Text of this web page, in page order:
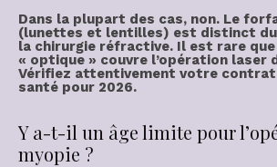
Dans la plupart des cas, non. Le
(lunettes et lentilles) est distinct
la chirurgie réfractive. Il est rare
« optique » couvre l’opération laser
Vérifiez attentivement votre contrat
santé pour 2026.
Y a-t-il un âge limite pour
myopie ?